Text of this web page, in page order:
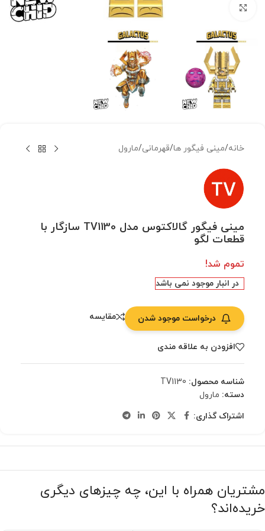
خانه/مینی فیگور ها/قهرمانی/مارول
مینی فیگور گالاکتوس مدل TV1130 سازگار با
قطعات لگو
تموم شد!
در انبار موجود نمی باشد
درخواست موجود شدن مقایسه
افزودن به علاقه مندی
شناسه محصول: TV1130
دسته: مارول
اشتراک گذاری:
مشتریان همراه با این، چه چیزهای دیگری
خریده‌اند؟